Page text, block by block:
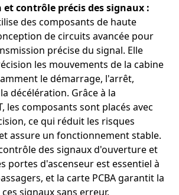
et contrôle précis des signaux :
des composants de haute
de circuits avancée pour
précise du signal. Elle
les mouvements de la cabine
le démarrage, l'arrêt,
décélération. Grâce à la
les composants sont placés avec
ce qui réduit les risques
assure un fonctionnement stable.
des signaux d'ouverture et
portes d'ascenseur est essentiel à
et la carte PCBA garantit la
signaux sans erreur.